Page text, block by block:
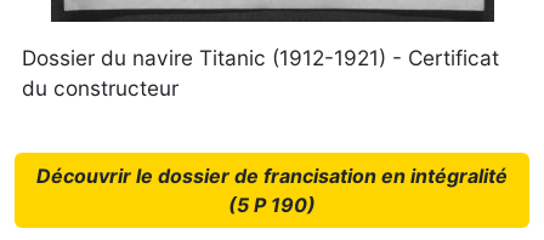
Dossier du navire Titanic (1912-1921) - Certificat
du constructeur
Découvrir le dossier de francisation en intégralité
(5 P 190)